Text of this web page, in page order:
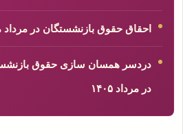
احقاق حقوق بازنشستگان در مرداد
دردسر همسان سازی حقوق
در مرداد ۱۴۰۵